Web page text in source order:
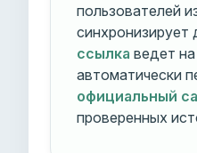
пользователей
синхронизирует
ссылка ведет
автоматически
официальный
проверенных